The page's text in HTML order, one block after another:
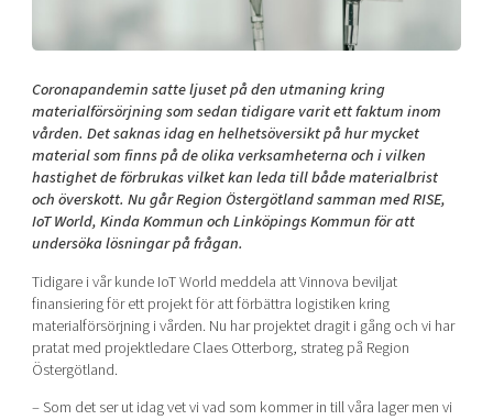
Shaping cities and regions
Bright East
East Sweden Tech Women
Reversed mentorship
Talent & skills
Startup & industry collaboration
Offers to boost your business
Funding opportunities
Our community of companies
Projects
Publications
Project toolbox
Our clusters
Reach out to us
Locations
Today's lunch in Mjärdevi
Coronapandemin satte ljuset på den utmaning kring
materialförsörjning som sedan tidigare varit ett faktum inom
vården. Det saknas idag en helhetsöversikt på hur mycket
material som finns på de olika verksamheterna och i vilken
hastighet de förbrukas vilket kan leda till både materialbrist
och överskott. Nu går Region Östergötland samman med RISE,
IoT World, Kinda Kommun och Linköpings Kommun för att
undersöka lösningar på frågan.
Tidigare i vår kunde IoT World meddela att Vinnova beviljat
finansiering för ett projekt för att förbättra logistiken kring
materialförsörjning i vården. Nu har projektet dragit i gång och vi har
pratat med projektledare Claes Otterborg, strateg på Region
Östergötland.
– Som det ser ut idag vet vi vad som kommer in till våra lager men vi